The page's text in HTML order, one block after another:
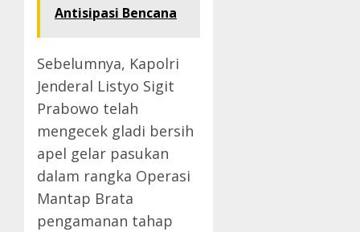
Antisipasi Bencana
Sebelumnya, Kapolri
Jenderal Listyo Sigit
Prabowo telah
mengecek gladi bersih
apel gelar pasukan
dalam rangka Operasi
Mantap Brata
pengamanan tahap